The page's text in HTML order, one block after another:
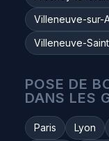
Villeneuve-sur-
Villeneuve-
POSE DE
DANS LES
Paris Lyon